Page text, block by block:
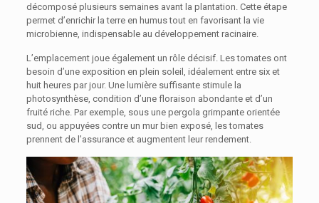
décomposé plusieurs semaines avant la plantation. Cette étape
permet d’enrichir la terre en humus tout en favorisant la vie
microbienne, indispensable au développement racinaire.
L’emplacement joue également un rôle décisif. Les tomates ont
besoin d’une exposition en plein soleil, idéalement entre six et
huit heures par jour. Une lumière suffisante stimule la
photosynthèse, condition d’une floraison abondante et d’un
fruité riche. Par exemple, sous une pergola grimpante orientée
sud, ou appuyées contre un mur bien exposé, les tomates
prennent de l’assurance et augmentent leur rendement.